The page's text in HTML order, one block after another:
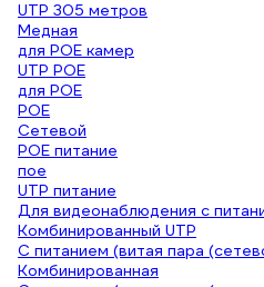
UTP 305 метров
Медная
для POE камер
UTP POE
для POE
POE
Cетевой
POE питание
пое
UTP питание
Для видеонаблюдения с
Комбинированный UTP
С питанием (витая пара
Комбинированная